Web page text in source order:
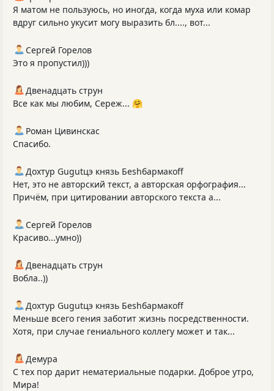
Я матом не пользуюсь, но иногда, когда муха или комар
вдруг сильно укусит могу выразить бл...., вот...
Сергей Горелов
Это я пропустил)))
Двенадцать струн
Все как мы любим, Сереж... 🤗
Роман Цивинскас
Спасибо.
Дохтур Gugutцэ князь Беshбармакоff
Нет, это не авторский текст, а авторская орфография...
Причём, при цитировании авторского текста а...
Сергей Горелов
Красиво...умно))
Двенадцать струн
Вобла..))
Дохтур Gugutцэ князь Беshбармакоff
Меньше всего гения заботит жизнь посредственности.
Хотя, при случае гениального коллегу может и так...
Демура
С тех пор дарит нематериальные подарки. Доброе утро,
Мира!